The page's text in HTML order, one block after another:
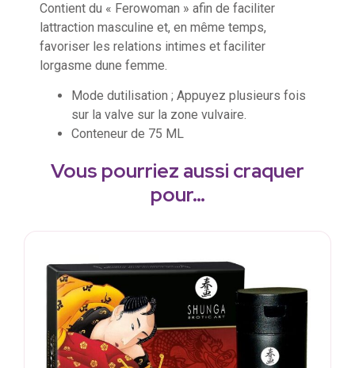
Contient du « Ferowoman » afin de faciliter
lattraction masculine et, en même temps,
favoriser les relations intimes et faciliter
lorgasme dune femme.
Mode dutilisation ; Appuyez plusieurs fois
sur la valve sur la zone vulvaire.
Conteneur de 75 ML
Vous pourriez aussi craquer
pour…